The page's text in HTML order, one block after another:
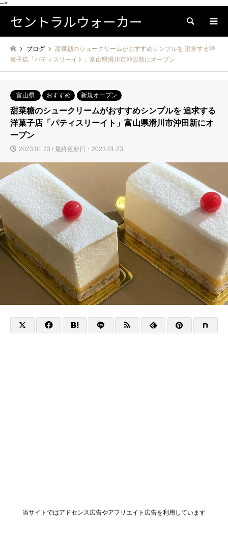
-->
セントラルウォーカー 検索
ブログ
甜菜糖のシュークリームがおすすめシンプルを 追求する洋
菓子店「パティスリーイト」富山県滑川市沖田新にオープン
富山県 おすすめ 新規オープン
甜菜糖のシュークリームがおすすめシンプルを 追求する
洋菓子店「パティスリーイト」富山県滑川市沖田新にオ
ープン
2023.01.23 / 最終更新日：2023.01.23
当サイトではアドセンス広告やアフリエイト広告を利用しています